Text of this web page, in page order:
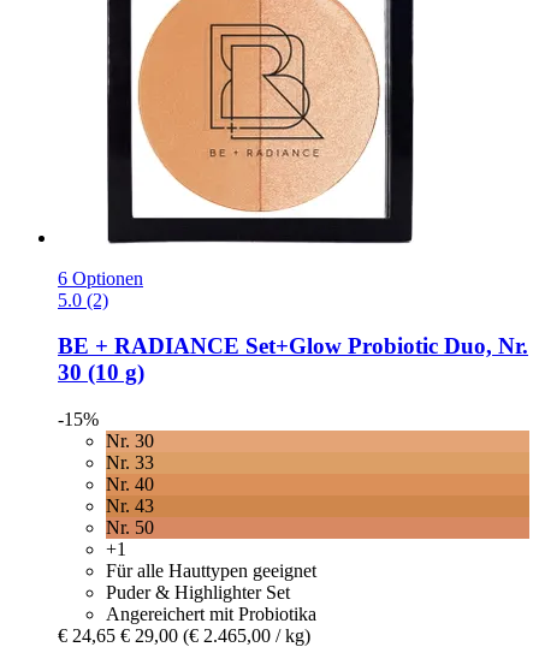
6 Optionen
5.0 (2)
BE + RADIANCE Set+Glow Probiotic Duo, Nr.
30 (10 g)
-15%
Nr. 30
Nr. 33
Nr. 40
Nr. 43
Nr. 50
+1
Für alle Hauttypen geeignet
Puder & Highlighter Set
Angereichert mit Probiotika
€ 24,65 € 29,00 (€ 2.465,00 / kg)